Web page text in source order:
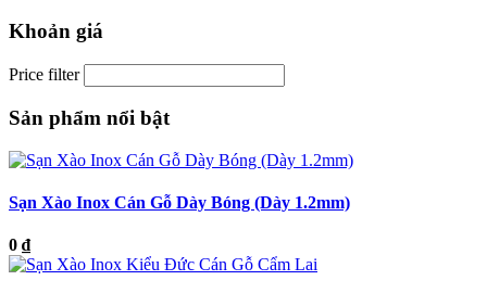
Khoản giá
Price filter
Sản phẩm nổi bật
Sạn Xào Inox Cán Gỗ Dày Bóng (Dày 1.2mm)
0 ₫